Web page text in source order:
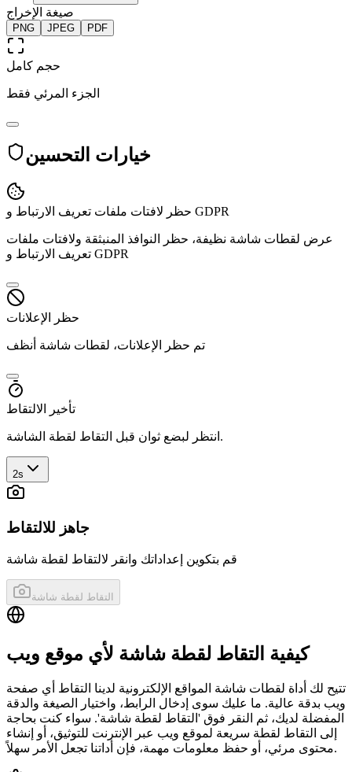
صيغة الإخراج
PNG JPEG PDF
حجم كامل
الجزء المرئي فقط
خيارات التحسين
حظر لافتات ملفات تعريف الارتباط و GDPR
عرض لقطات شاشة نظيفة، حظر النوافذ المنبثقة ولافتات ملفات
تعريف الارتباط و GDPR
حظر الإعلانات
تم حظر الإعلانات، لقطات شاشة أنظف
تأخير الالتقاط
انتظر لبضع ثوان قبل التقاط لقطة الشاشة.
2s
جاهز للالتقاط
قم بتكوين إعداداتك وانقر لالتقاط لقطة شاشة
التقاط لقطة شاشة
كيفية التقاط لقطة شاشة لأي موقع ويب
تتيح لك أداة لقطات شاشة المواقع الإلكترونية لدينا التقاط أي صفحة
ويب بدقة عالية. ما عليك سوى إدخال الرابط، واختيار الصيغة والدقة
المفضلة لديك، ثم النقر فوق 'التقاط لقطة شاشة'. سواء كنت بحاجة
إلى التقاط لقطة سريعة لموقع ويب عبر الإنترنت للتوثيق، أو إنشاء
محتوى مرئي، أو حفظ معلومات مهمة، فإن أداتنا تجعل الأمر سهلاً.